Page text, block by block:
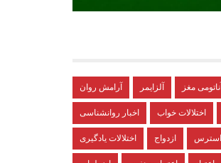
آرامش روان آلزایمر آناتومی مغز
اخبار روانشناسی اختلالات خواب
اختلالات یادگیری ازدواج استرس